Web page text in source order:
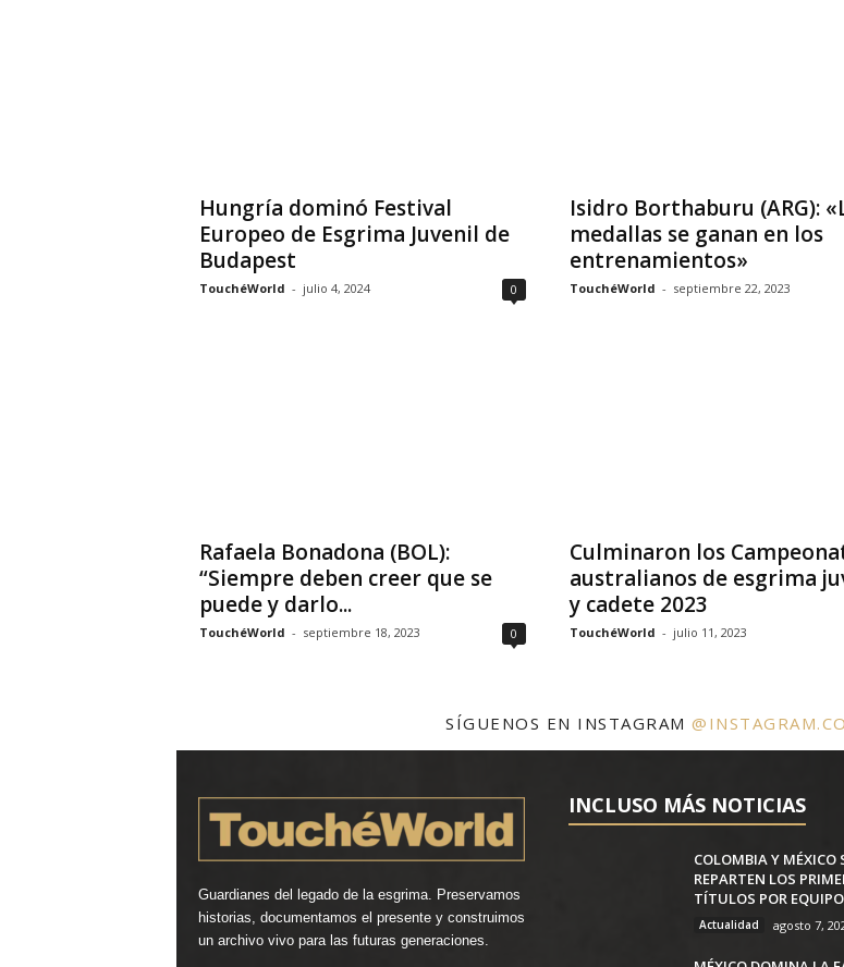
Hungría dominó Festival
Europeo de Esgrima Juvenil de
Budapest
TouchéWorld - julio 4, 2024 0
Isidro Borthaburu (ARG):
medallas se ganan en los
entrenamientos»
TouchéWorld - septiembre 22, 2023
Rafaela Bonadona (BOL):
“Siempre deben creer que se
puede y darlo...
TouchéWorld - septiembre 18, 2023 0
Culminaron los
australianos de esgrima
y cadete 2023
TouchéWorld - julio 11, 2023
SÍGUENOS EN INSTAGRAM
Guardianes del legado de la esgrima. Preservamos
historias, documentamos el presente y construimos
un archivo vivo para las futuras generaciones.
INCLUSO MÁS NOTICIAS
COLOMBIA Y MÉXICO
REPARTEN LOS
TÍTULOS POR
Actualidad agosto 7,